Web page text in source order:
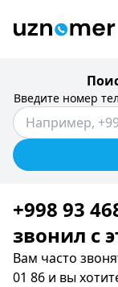
Введите номер
+998 93
звонил c
Вам часто
01 86 и вы